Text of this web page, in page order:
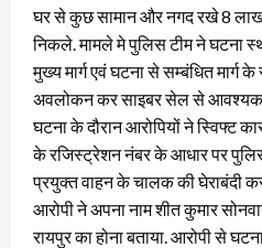
घर से कुछ सामान और नगद रखे 8
निकले. मामले मे पुलिस टीम ने घटना
मुख्य मार्ग एवं घटना से सम्बंधित मार्ग
अवलोकन कर साइबर सेल से आवश्यक
घटना के दौरान आरोपियों ने स्विफ्ट
के रजिस्ट्रेशन नंबर के आधार पर
प्रयुक्त वाहन के चालक की घेराबंदी
आरोपी ने अपना नाम शीत कुमार
रायपुर का होना बताया. आरोपी से